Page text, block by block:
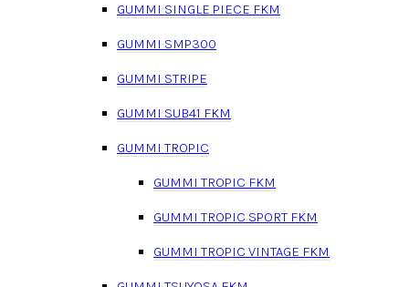
GUMMI SINGLE PIECE FKM
GUMMI SMP300
GUMMI STRIPE
GUMMI SUB41 FKM
GUMMI TROPIC
GUMMI TROPIC FKM
GUMMI TROPIC SPORT FKM
GUMMI TROPIC VINTAGE FKM